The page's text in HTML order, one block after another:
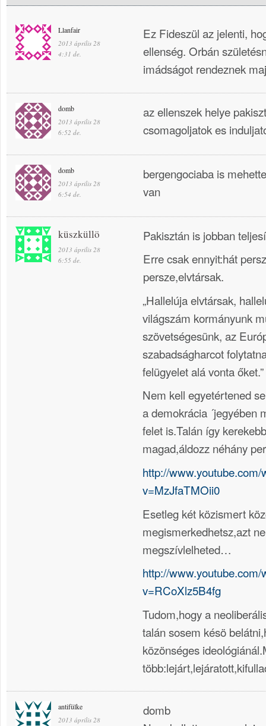
Llanfair
2013 április 28
4:31 de.
Ez Fideszül az jelenti,
ellenség. Orbán
imádságot rendeznek
domb
2013 április 28
6:52 de.
az ellenszek helye
csomagoljatok es
domb
2013 április 28
6:54 de.
bergengociaba is
van
küszküllö
2013 április 28
6:55 de.
Pakisztán is jobban
Erre csak ennyit:hát
persze,elvtársak.
„Hallelúja elvtársak,
világszám kormányunk
szövetségesünk, az
szabadságharcot
felügyelet alá vonta őket.”
Nem kell egyetértened
a demokrácia ´jegyében
felet is.Talán így
magad,áldozz néhány
http://www.youtube.com/
v=MzJfaTMOii0
Esetleg két közismert
megismerkedhetsz,azt
megszívlelheted…
http://www.youtube.com/
v=RCoXlz5B4fg
Tudom,hogy a
talán sosem késö
közönséges
antifülke
2013 április 28
domb